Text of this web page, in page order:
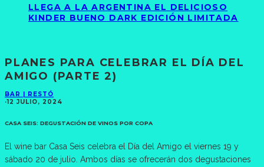
LLEGA A LA ARGENTINA EL DELICIOSO
KINDER BUENO DARK EDICIÓN LIMITADA
PLANES PARA CELEBRAR EL DÍA DEL
AMIGO (PARTE 2)
BAR | RESTÓ
·12 JULIO, 2024
CASA SEIS: DEGUSTACIÓN DE VINOS POR COPA
El wine bar Casa Seis celebra el Día del Amigo el viernes 19 y
sábado 20 de julio. Ambos días se ofrecerán dos degustaciones